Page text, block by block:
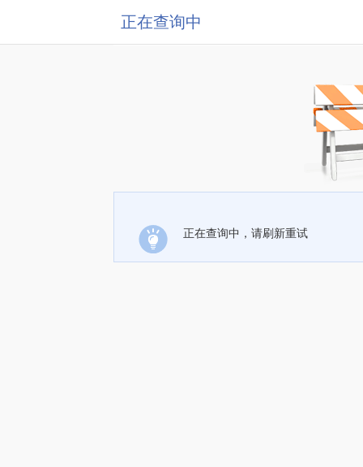
正在查询中
正在查询中，请刷新重试